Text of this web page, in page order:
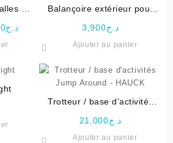
–
د.جLe
actuel
Balançoire extérieur pour
د.ج3,900
Ajouter au panier
Trotteur / base d’activités
د.ج21,000
Ajouter au panier